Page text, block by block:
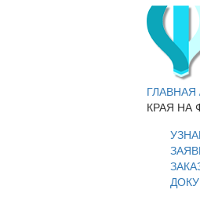
ГЛАВНАЯ
КРАЯ